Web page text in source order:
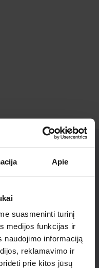
Apie
suasmeninti turinį
medijos funkcijas ir
naudojimo informaciją
reklamavimo ir
prie kitos jūsų
aptarimo.